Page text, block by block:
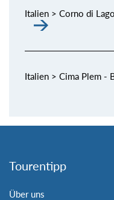
Italien > Corno di
Italien > Cima Plem -
Tourentipp
Über uns